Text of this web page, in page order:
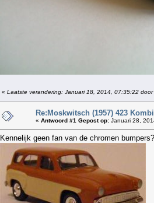
« Laatste verandering: Januari 18, 2014, 07:35:22 door
Re:Moskwitsch (1957) 423 Kombi
« Antwoord #1 Gepost op: Januari 28,
Kennelijk geen fan van de chromen bumpers?